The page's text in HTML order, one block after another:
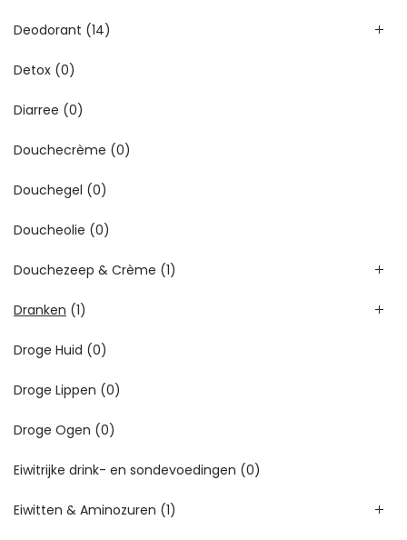
Deodorant (14)
Detox (0)
Diarree (0)
Douchecrème (0)
Douchegel (0)
Doucheolie (0)
Douchezeep & Crème (1)
Dranken (1)
Droge Huid (0)
Droge Lippen (0)
Droge Ogen (0)
Eiwitrijke drink- en sondevoedingen (0)
Eiwitten & Aminozuren (1)